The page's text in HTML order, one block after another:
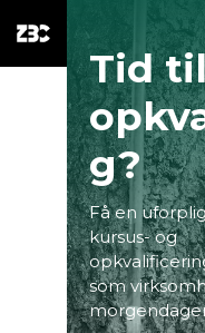
Tid
g?
Få en
kursus- og
som